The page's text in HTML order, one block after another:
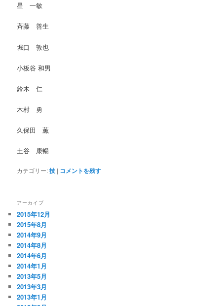
星 一敏
斉藤 善生
堀口 敦也
小板谷 和男
鈴木 仁
木村 勇
久保田 薫
土谷 康暢
カテゴリー:技 | コメントを残す
アーカイブ
2015年12月
2015年8月
2014年9月
2014年8月
2014年6月
2014年1月
2013年5月
2013年3月
2013年1月